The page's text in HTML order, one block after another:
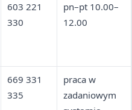
603 221
330
pn–pt 10.00–
12.00
669 331
335
praca w
zadaniowym